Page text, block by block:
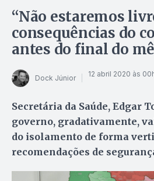
“Não estaremos
consequências do
antes do final do
Dock Júnior 12 abril 2020 às
Secretária da Saúde, Edgar
governo, gradativamente,
do isolamento de forma
recomendações de